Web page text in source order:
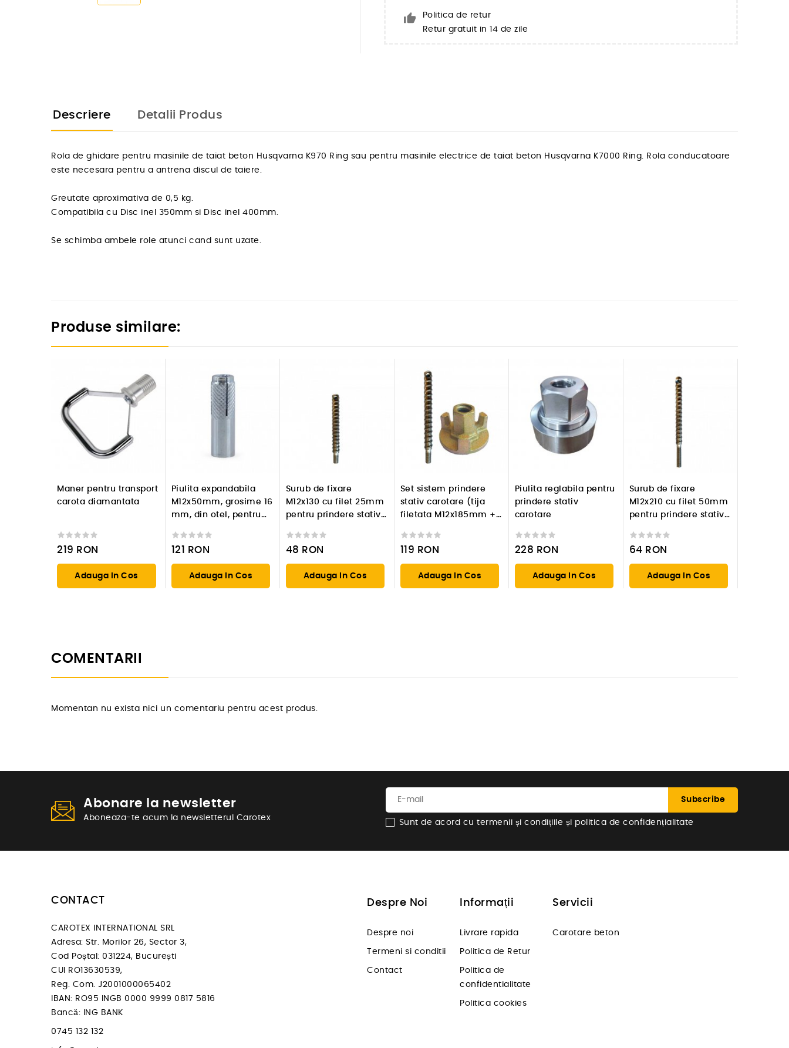
Politica de retur
Retur gratuit in 14 de zile
Descriere Detalii Produs
Rola de ghidare pentru masinile de taiat beton Husqvarna K970 Ring sau pentru masinile electrice de taiat beton Husqvarna K7000 Ring. Rola conducatoare
este necesara pentru a antrena discul de taiere.
Greutate aproximativa de 0,5 kg.
Compatibila cu Disc inel 350mm si Disc inel 400mm.
Se schimba ambele role atunci cand sunt uzate.
Produse similare:
Maner pentru transport
carota diamantata
219 RON
Adauga In Cos
Piulita expandabila
M12x50mm, grosime 16
mm, din otel, pentru
121 RON
Adauga In Cos
Surub de fixare
M12x130 cu filet 25mm
pentru prindere stativ
48 RON
Adauga In Cos
Set sistem prindere
stativ carotare (tija
filetata M12x185mm +
119 RON
Adauga In Cos
Piulita reglabila pentru
prindere stativ
carotare
228 RON
Adauga In Cos
Surub de fixare
M12x210 cu filet 50mm
pentru prindere stativ
64 RON
Adauga In Cos
COMENTARII
Momentan nu exista nici un comentariu pentru acest produs.
Abonare la newsletter
Aboneaza-te acum la newsletterul Carotex
Sunt de acord cu termenii și condițiile și politica de confidențialitate
CONTACT
CAROTEX INTERNATIONAL SRL
Adresa: Str. Morilor 26, Sector 3,
Cod Poștal: 031224, București
CUI RO13630539,
Reg. Com. J2001000065402
IBAN: RO95 INGB 0000 9999 0817 5816
Bancă: ING BANK
0745 132 132
Despre Noi
Despre noi
Termeni si conditii
Contact
Informații
Livrare rapida
Politica de Retur
Politica de
confidentialitate
Politica cookies
Servicii
Carotare beton